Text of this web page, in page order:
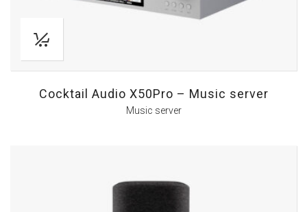
Cocktail Audio X50Pro – Music server
Music server